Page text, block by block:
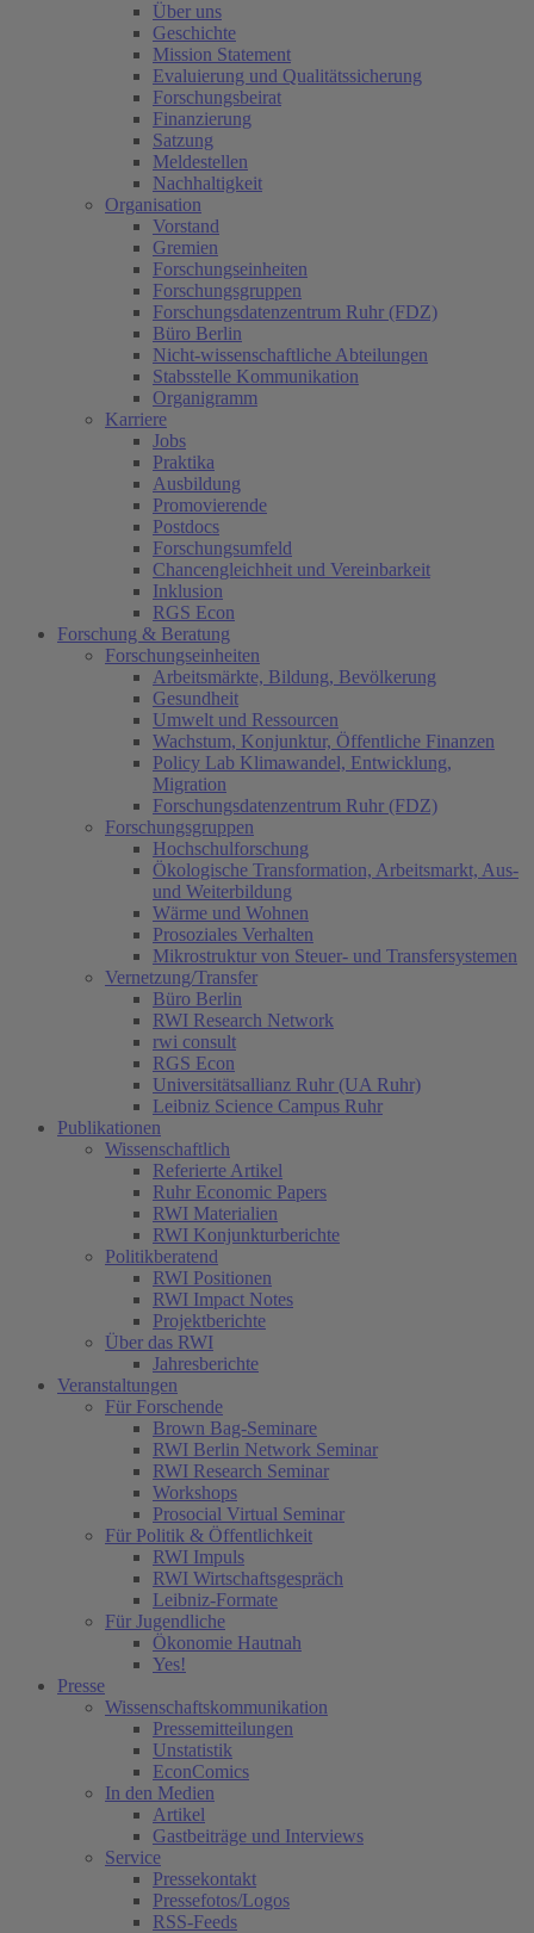
Über uns
Geschichte
Mission Statement
Evaluierung und Qualitätssicherung
Forschungsbeirat
Finanzierung
Satzung
Meldestellen
Nachhaltigkeit
Organisation
Vorstand
Gremien
Forschungseinheiten
Forschungsgruppen
Forschungsdatenzentrum Ruhr (FDZ)
Büro Berlin
Nicht-wissenschaftliche Abteilungen
Stabsstelle Kommunikation
Organigramm
Karriere
Jobs
Praktika
Ausbildung
Promovierende
Postdocs
Forschungsumfeld
Chancengleichheit und Vereinbarkeit
Inklusion
RGS Econ
Forschung & Beratung
Forschungseinheiten
Arbeitsmärkte, Bildung, Bevölkerung
Gesundheit
Umwelt und Ressourcen
Wachstum, Konjunktur, Öffentliche Finanzen
Policy Lab Klimawandel, Entwicklung,
Migration
Forschungsdatenzentrum Ruhr (FDZ)
Forschungsgruppen
Hochschulforschung
Ökologische Transformation, Arbeitsmarkt, Aus-
und Weiterbildung
Wärme und Wohnen
Prosoziales Verhalten
Mikrostruktur von Steuer- und Transfersystemen
Vernetzung/Transfer
Büro Berlin
RWI Research Network
rwi consult
RGS Econ
Universitätsallianz Ruhr (UA Ruhr)
Leibniz Science Campus Ruhr
Publikationen
Wissenschaftlich
Referierte Artikel
Ruhr Economic Papers
RWI Materialien
RWI Konjunkturberichte
Politikberatend
RWI Positionen
RWI Impact Notes
Projektberichte
Über das RWI
Jahresberichte
Veranstaltungen
Für Forschende
Brown Bag-Seminare
RWI Berlin Network Seminar
RWI Research Seminar
Workshops
Prosocial Virtual Seminar
Für Politik & Öffentlichkeit
RWI Impuls
RWI Wirtschaftsgespräch
Leibniz-Formate
Für Jugendliche
Ökonomie Hautnah
Yes!
Presse
Wissenschaftskommunikation
Pressemitteilungen
Unstatistik
EconComics
In den Medien
Artikel
Gastbeiträge und Interviews
Service
Pressekontakt
Pressefotos/Logos
RSS-Feeds